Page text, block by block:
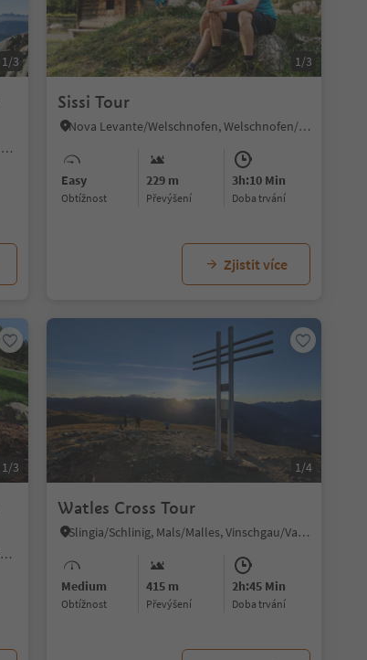
1/3
Caerna/Garn, Feldthurns/Velturno, Brixen/Bressanone and environs
1/3
Sissi Tour
Nova Levante/Welschnofen, Welschnofen/Nova Levante, Dolomites Region Eggental
Easy
Obtížnost
229 m
Převýšení
3h:10 Min
doba trvání
Zjistit více
1/3
Verano/Vöran, Vöran/Verano, Meran/Merano and environs
1/4
Watles Cross Tour
Slingia/Schlinig, Mals/Malles, Vinschgau/Val Venosta
Medium
Obtížnost
415 m
Převýšení
2h:45 Min
doba trvání